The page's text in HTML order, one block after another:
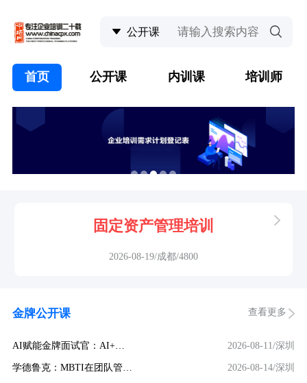
首页 公开课 内训课 培训师
固定资产管理培训
2026-08-19/成都/4800
金牌公开课 查看更多
AI赋能金牌面试官：AI+… 2026-08-11/深圳
学德鲁克：MBTI在团队管… 2026-08-14/深圳